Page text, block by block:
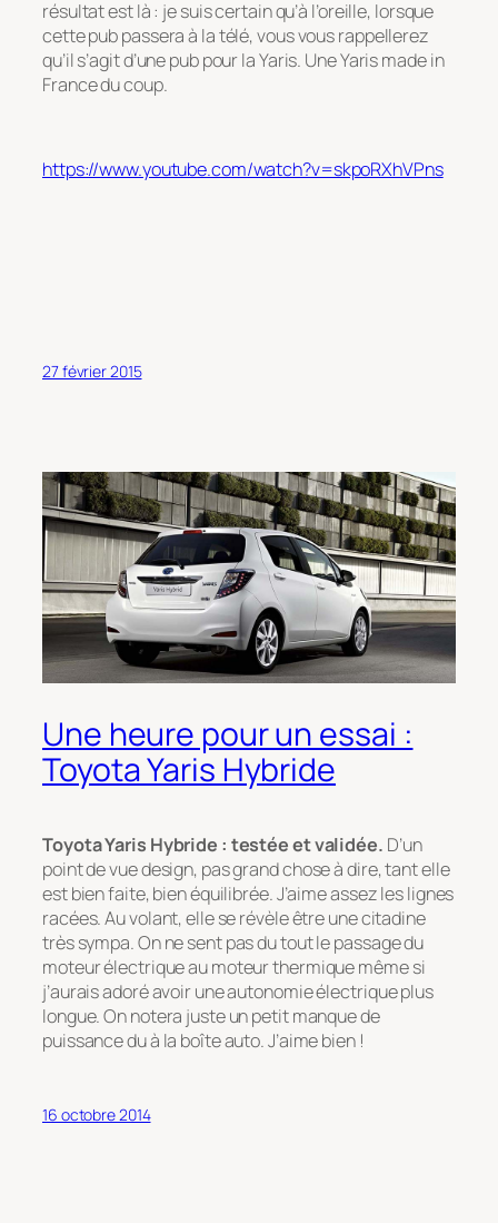
résultat est là : je suis certain qu’à l’oreille, lorsque
cette pub passera à la télé, vous vous rappellerez
qu’il s’agit d’une pub pour la Yaris. Une Yaris made in
France du coup.
https://www.youtube.com/watch?v=skpoRXhVPns
27 février 2015
Une heure pour un essai :
Toyota Yaris Hybride
Toyota Yaris Hybride : testée et validée. D’un
point de vue design, pas grand chose à dire, tant elle
est bien faite, bien équilibrée. J’aime assez les lignes
racées. Au volant, elle se révèle être une citadine
très sympa. On ne sent pas du tout le passage du
moteur électrique au moteur thermique même si
j’aurais adoré avoir une autonomie électrique plus
longue. On notera juste un petit manque de
puissance du à la boîte auto. J’aime bien !
16 octobre 2014